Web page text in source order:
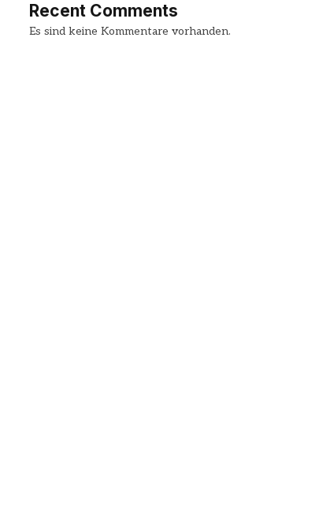
Recent Comments
Es sind keine Kommentare vorhanden.